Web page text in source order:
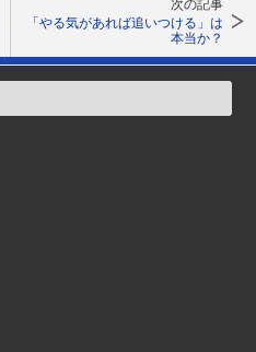
次の記事
「やる気があれば追いつける」は
本当か？